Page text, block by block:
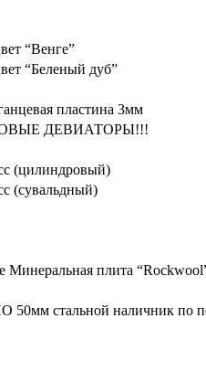
“Венге”
“Беленый дуб”
пластина 3мм
ДЕВИАТОРЫ!!!
(цилиндровый)
(сувальдный)
Минеральная плита
50мм стальной наличник по